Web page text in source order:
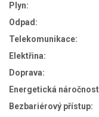
Plyn:
Odpad:
Telekomunikace:
Elektřina:
Doprava:
Energetická
Bezbariérový přístup: